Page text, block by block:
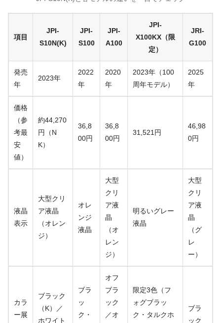
項目
JPI-
S10N(K)
JPI-
S100
JPI-
A100
JPI-
X100KX（限
定）
JRI-
G100
発売
年
2023年
2022
年
2020
年
2023年（100
周年モデル）
2025
年
価格
（参
考最
安
値）
約44,270
円（N
K）
36,8
00円
36,8
00円
31,521円
46,98
0円
液晶
表示
大型クリ
ア液晶
（オレン
ジ）
オレ
ンジ
液晶
大型
クリ
ア液
晶
（オ
レン
ジ）
明るいグレー
液晶
大型
クリ
ア液
晶
（グ
レ
ー）
カラ
ー展
ブラック
（K）／
ホワイト
ブラ
ッ
ク・
オフ
ブラ
ック
／オ
限定3色（フ
ォグブラッ
ク・タルクホ
ブラ
ック